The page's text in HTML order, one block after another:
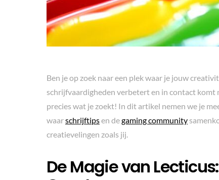
Ben je op zoek naar een plek waar je jouw
schrijfvaardigheden verbetert en in contact komt
precies wat je zoekt! In dit artikel nemen we je
waarschrijftipsen degaming community
creatievelingen zoals jij.
De Magie van